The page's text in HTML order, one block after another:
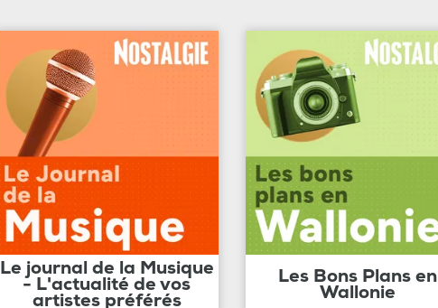
Le journal de la Musique
- L'actualité de vos
artistes préférés
Les Bons Plans en
Wallonie